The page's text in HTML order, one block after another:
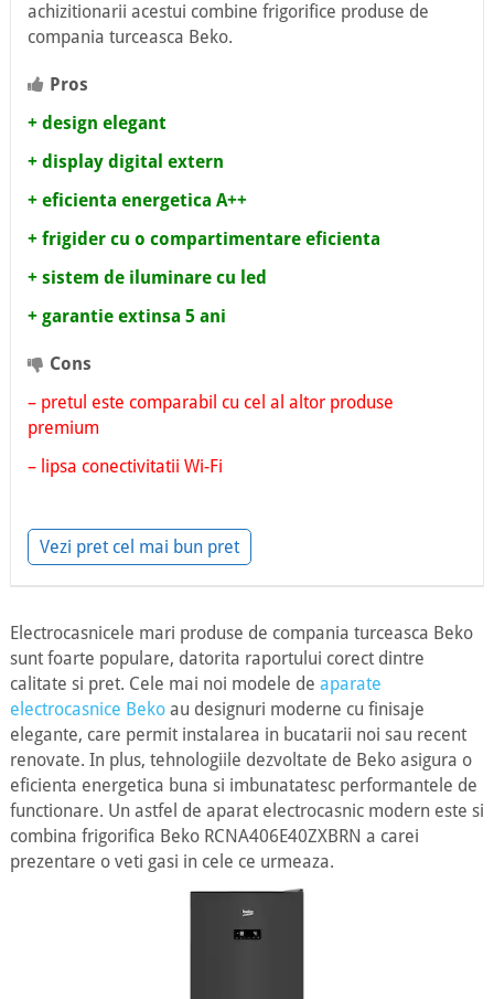
achizitionarii acestui combine frigorifice produse de
compania turceasca Beko.
Pros
+ design elegant
+ display digital extern
+ eficienta energetica A++
+ frigider cu o compartimentare eficienta
+ sistem de iluminare cu led
+ garantie extinsa 5 ani
Cons
– pretul este comparabil cu cel al altor produse
premium
– lipsa conectivitatii Wi-Fi
Vezi pret cel mai bun pret
Electrocasnicele mari produse de compania turceasca Beko
sunt foarte populare, datorita raportului corect dintre
calitate si pret. Cele mai noi modele de aparate
electrocasnice Bekoau designuri moderne cu finisaje
elegante, care permit instalarea in bucatarii noi sau recent
renovate. In plus, tehnologiile dezvoltate de Beko asigura o
eficienta energetica buna si imbunatatesc performantele de
functionare. Un astfel de aparat electrocasnic modern este si
combina frigorifica Beko RCNA406E40ZXBRN a carei
prezentare o veti gasi in cele ce urmeaza.